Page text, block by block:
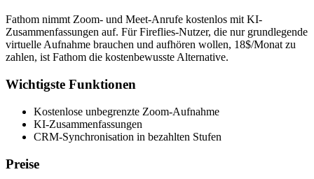
Fathom nimmt Zoom- und Meet-Anrufe kostenlos mit KI-
Zusammenfassungen auf. Für Fireflies-Nutzer, die nur grundlegende
virtuelle Aufnahme brauchen und aufhören wollen, 18$/Monat zu
zahlen, ist Fathom die kostenbewusste Alternative.
Wichtigste Funktionen
Kostenlose unbegrenzte Zoom-Aufnahme
KI-Zusammenfassungen
CRM-Synchronisation in bezahlten Stufen
Preise